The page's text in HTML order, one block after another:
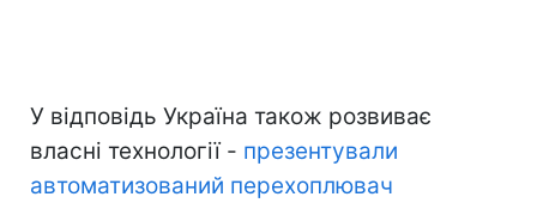
У відповідь Україна також розвиває
власні технології - презентували
автоматизований перехоплювач